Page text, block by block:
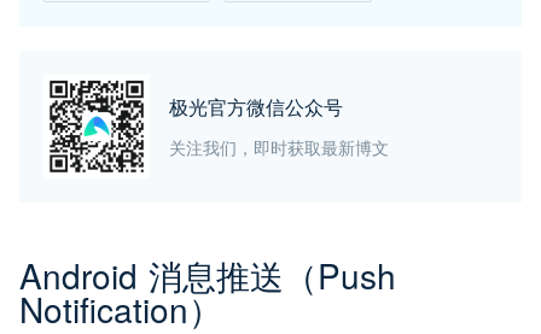
Android 消息推送（Push
Notification）
极光官方微信公众号
关注我们，即时获取最新博文